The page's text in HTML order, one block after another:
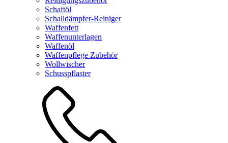
Schaftöl
Schalldämpfer-Reiniger
Waffenfett
Waffenunterlagen
Waffenöl
Waffenpflege Zubehör
Wollwischer
Schusspflaster